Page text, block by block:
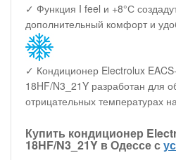
✓ Функция I feel и +8°С
дополнительный комфорт и
✓ Кондиционер Electrolux EACS-
18HF/N3_21Y разработан для
отрицательных температурах
Купить кондиционер
18HF/N3_21Y в Одессе с